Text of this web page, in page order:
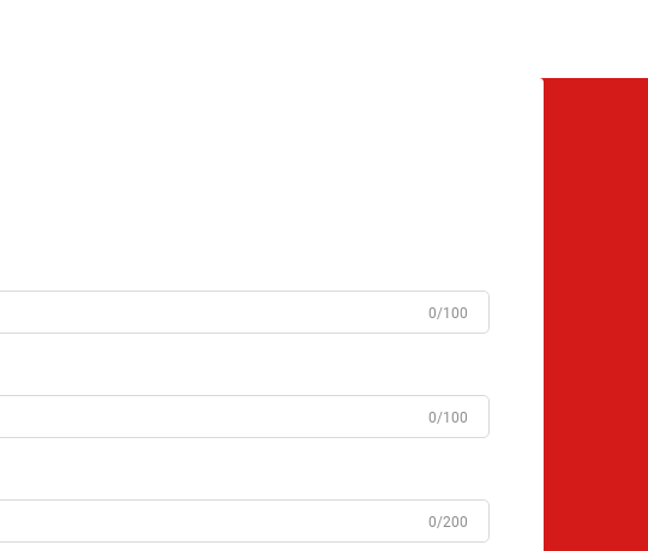
0/100
0/100
0/200